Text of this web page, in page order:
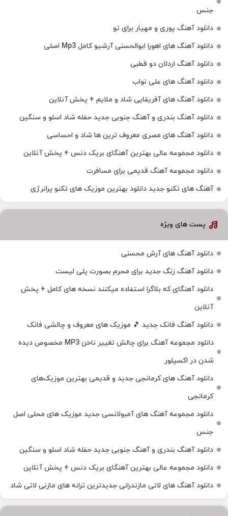
جنس
دانلود آهنگ پوری و مهیار برای تو
دانلود آهنگ های اهورا ابوالحسنی آرشیو کامل Mp3 اصلی
دانلود آهنگ اردلان دو قطبی
دانلود آهنگ های علی نواب
دانلود آهنگ های آفریقایی شاد و ملایم + پخش آنلاین
دانلود آهنگ بندری و آهنگ جنوبی جدید حفله شاد اسلو و سنگین
دانلود آهنگ های مصری معروف ترین ها شاد و احساسی
دانلود مجموعه عالی بهترین آهنگای بریک دنس + پخش آنلاین
دانلود مجموعه آهنگ قدیمی برای مسافرت
آهنگ های تکنو جدید دانلود بهترین موزیک های تکنو پرانرژی
پست های ویژه
دانلود آهنگ های آرش محسنی
دانلود آهنگ زنگ جدید برای محرم بصورت پلی لیست
دانلود آهنگای که بلاگرا استفاده میکنند نسخه های کامل + پخش
آنلاین
دانلود آهنگ فانک جدید 🎵 موزیک‌ های معروف و چالشی فانک
دانلود مجموعه آهنگ برای چالش تغییر ناخن MP3 مخصوص دیده
شدن در اکسپلور
دانلود آهنگ‌ های کرمانجی جدید و قدیمی بهترین موزیک‌های
کرمانجی
دانلود مجموعه آهنگ های آمبولانسی جدید موزیک های محلی اصل
جنس
دانلود آهنگ بندری و آهنگ جنوبی جدید حفله شاد اسلو و سنگین
دانلود مجموعه عالی بهترین آهنگای بریک دنس + پخش آنلاین
دانلود آهنگ‌ های لاتی مازندرانی جدیدترین ترانه های مازنی لاتی شاد